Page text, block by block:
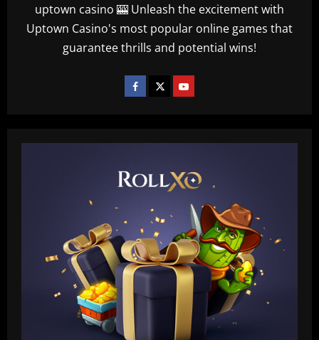
uptown casino 🎰 Unleash the excitement with
Uptown Casino's most popular online games that
guarantee thrills and potential wins!